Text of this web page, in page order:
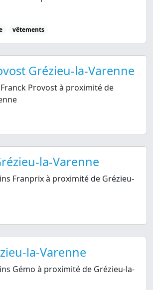
vêtements
Grézieu-la-Varenne
Provost à proximité de
la-Varenne
Franprix à proximité de Grézieu-
la-Varenne
Gémo à proximité de Grézieu-la-